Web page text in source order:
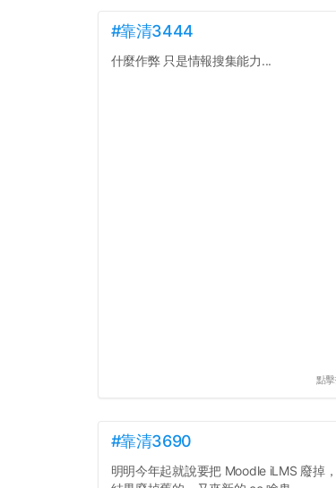
#靠清3444
什麼作弊 只是情報搜集能力...
點
#靠清3690
明明今年起就說要把 Moodle iLMS 廢掉